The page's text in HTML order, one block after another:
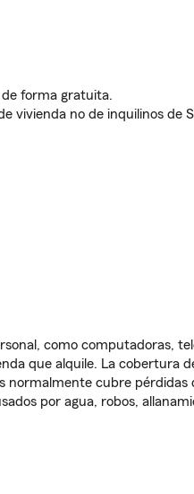
forma gratuita.
vivienda no de inquilinos de
como computadoras,
que alquile. La cobertura
normalmente cubre pérdidas
por agua, robos,